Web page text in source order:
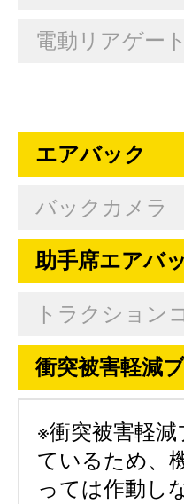
電動リアゲート
エアバック
バックカメラ
助手席エアバ
トラクション
衝突被害軽減
※衝突被害軽
ているため、
っては作動し